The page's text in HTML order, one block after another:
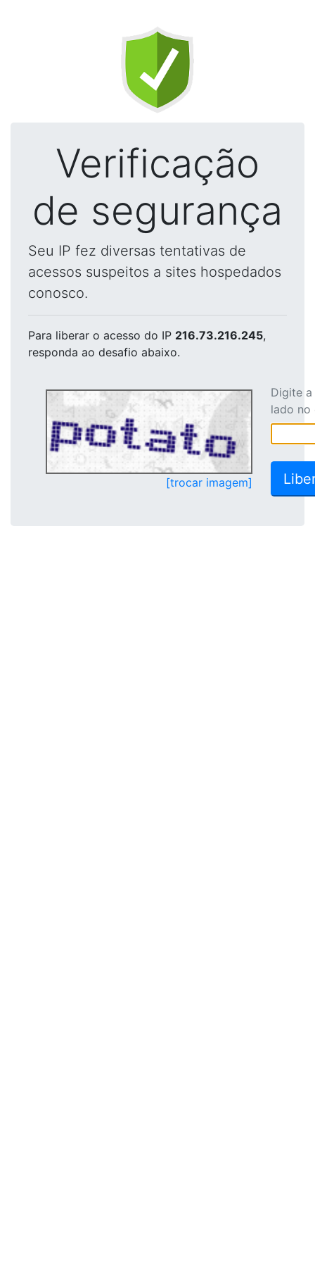
Verificação
de segurança
Seu IP fez diversas tentativas de
acessos suspeitos a sites hospedados
conosco.
Para liberar o acesso do IP 216.73.216.245,
responda ao desafio abaixo.
[trocar imagem]
Digite
lado no